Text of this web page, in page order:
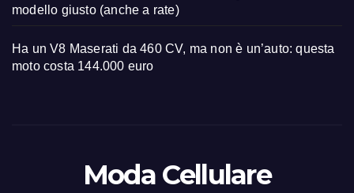
modello giusto (anche a rate)
Ha un V8 Maserati da 460 CV, ma non è un’auto: questa
moto costa 144.000 euro
Moda Cellulare